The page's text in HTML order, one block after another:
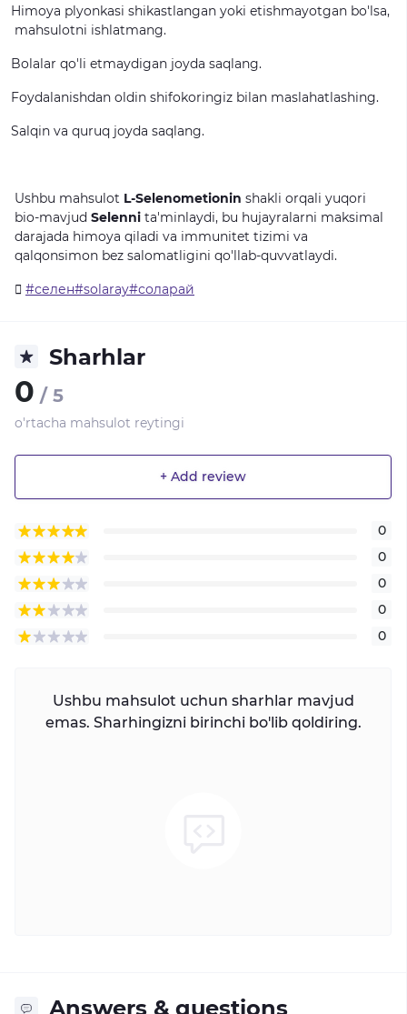
Himoya plyonkasi shikastlangan yoki etishmayotgan bo'lsa,
mahsulotni ishlatmang.
Bolalar qo'li etmaydigan joyda saqlang.
Foydalanishdan oldin shifokoringiz bilan maslahatlashing.
Salqin va quruq joyda saqlang.
Ushbu mahsulot L-Selenometionin shakli orqali yuqori
bio-mavjud Selenni ta'minlaydi, bu hujayralarni maksimal
darajada himoya qiladi va immunitet tizimi va
qalqonsimon bez salomatligini qo'llab-quvvatlaydi.
#селен#solaray#соларай
Sharhlar
0 / 5
o'rtacha mahsulot reytingi
+ Add review
0
0
0
0
0
Ushbu mahsulot uchun sharhlar mavjud
emas. Sharhingizni birinchi bo'lib qoldiring.
Answers & questions